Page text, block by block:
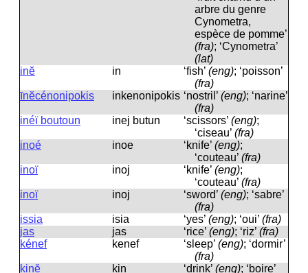
arbre du genre
Cynometra,
espèce de pomme’
(fra); ‘Cynometra’
(lat)
inĕ
in ‘fish’ (eng); ‘poisson’
(fra)
īnĕcénonipokis
inkenonipokis ‘nostril’ (eng); ‘narine’
(fra)
inéï boutoun
inej butun ‘scissors’ (eng);
‘ciseau’ (fra)
inoé
inoe ‘knife’ (eng);
‘couteau’ (fra)
inoï
inoj ‘knife’ (eng);
‘couteau’ (fra)
inoï
inoj ‘sword’ (eng); ‘sabre’
(fra)
issia
isia ‘yes’ (eng); ‘oui’ (fra)
jas
jas ‘rice’ (eng); ‘riz’ (fra)
kénef
kenef ‘sleep’ (eng); ‘dormir’
(fra)
kinĕ
kin ‘drink’ (eng); ‘boire’